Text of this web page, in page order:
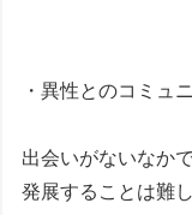
・異性とのコミュ
出会いがないなか
発展することは難